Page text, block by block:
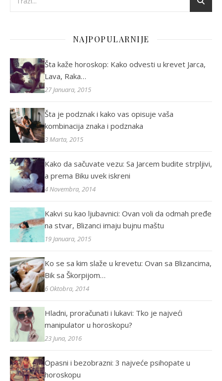
NAJPOPULARNIJE
Šta kaže horoskop: Kako odvesti u krevet Jarca,
Lava, Raka…
27 Januara, 2015
Šta je podznak i kako vas opisuje vaša
kombinacija znaka i podznaka
3 Marta, 2015
Kako da sačuvate vezu: Sa Jarcem budite strpljivi,
a prema Biku uvek iskreni
4 Novembra, 2014
Kakvi su kao ljubavnici: Ovan voli da odmah pređe
na stvar, Blizanci imaju bujnu maštu
19 Januara, 2015
Ko se sa kim slaže u krevetu: Ovan sa Blizancima,
Bik sa Škorpijom…
6 Oktobra, 2014
Hladni, proračunati i lukavi: Tko je najveći
manipulator u horoskopu?
23 Juna, 2016
Opasni i bezobrazni: 3 najveće psihopate u
horoskopu